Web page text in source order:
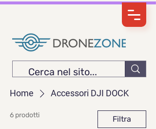
Home Accessori DJI DOCK
6 prodotti Filtra